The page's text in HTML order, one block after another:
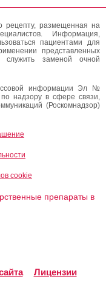
рецепту, размещенная на
Информация,
пациентами для
представленных
заменой очной
информации Эл №
надзору в сфере связи,
(Роскомнадзор)
cookie
препараты в
Лицензии